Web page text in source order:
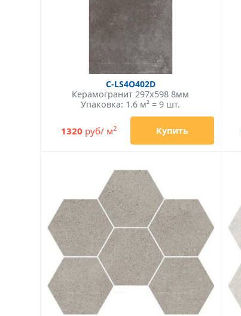
C-LS4O402D
Керамогранит 297x598 8мм
Упаковка: 1.6 м² = 9 шт.
1320 руб/ м2 Купить